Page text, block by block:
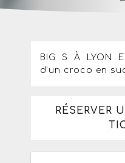
BIG S À LYON
d’un croco en
RÉSERVER